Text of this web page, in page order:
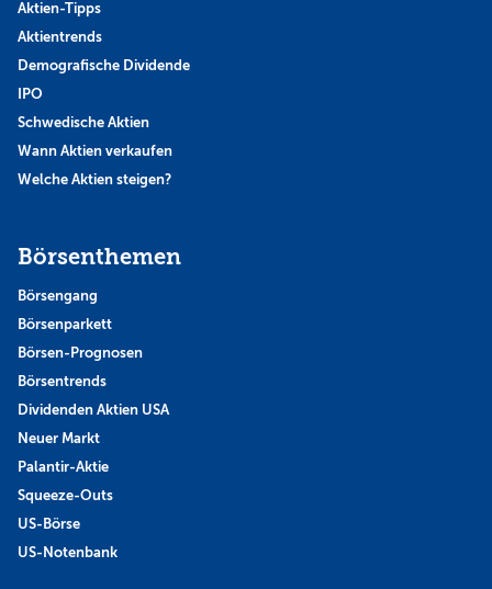
Aktien-Tipps
Aktientrends
Demografische Dividende
IPO
Schwedische Aktien
Wann Aktien verkaufen
Welche Aktien steigen?
Börsenthemen
Börsengang
Börsenparkett
Börsen-Prognosen
Börsentrends
Dividenden Aktien USA
Neuer Markt
Palantir-Aktie
Squeeze-Outs
US-Börse
US-Notenbank